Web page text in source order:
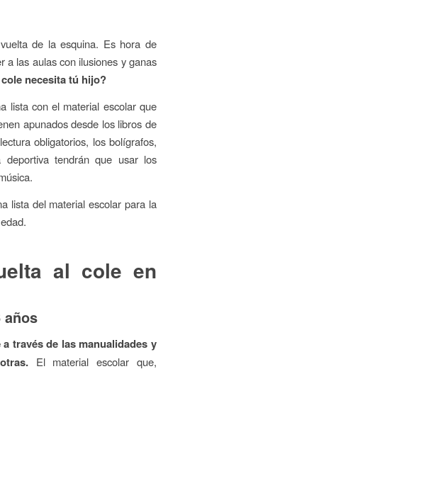
de la esquina. Es hora de
a las aulas con ilusiones y ganas
necesita tú hijo?
lista con el material escolar que
apunados desde los libros de
obligatorios, los bolígrafos,
tendrán que usar los
lista del material escolar para la
al cole en
años
través de las manualidades y
El material escolar que,